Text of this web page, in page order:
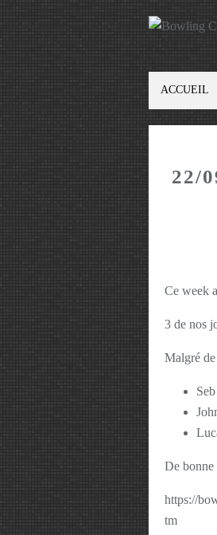
ACCUEIL
22/
Ce week
3 de nos
Malgré
De bonne
https://
tm